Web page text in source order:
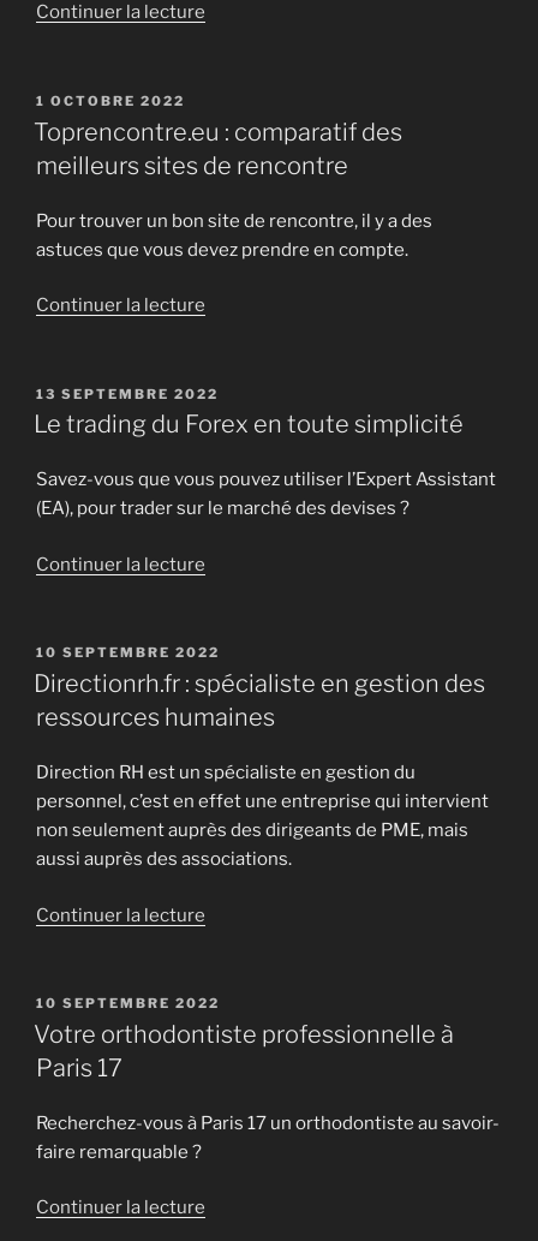
Continuer la lecture
panneaux
photovoltaïques »
PUBLIÉ
LE
1 OCTOBRE 2022
Toprencontre.eu : comparatif des
meilleurs sites de rencontre
Pour trouver un bon site de rencontre, il y a des
astuces que vous devez prendre en compte.
Continuer la lecture
comparatif
des
sites
de
PUBLIÉ
LE
13 SEPTEMBRE 2022
Le trading du Forex en toute simplicité
Savez-vous que vous pouvez utiliser l’Expert Assistant
(EA), pour trader sur le marché des devises ?
Continuer la lecture
du
Forex
en
simplicité »
PUBLIÉ
LE
10 SEPTEMBRE 2022
Directionrh.fr : spécialiste en gestion des
ressources humaines
Direction RH est un spécialiste en gestion du
personnel, c’est en effet une entreprise qui intervient
non seulement auprès des dirigeants de PME, mais
aussi auprès des associations.
Continuer la lecture
spécialiste
en
ressources
PUBLIÉ
LE
10 SEPTEMBRE 2022
Votre orthodontiste professionnelle à
Paris 17
Recherchez-vous à Paris 17 un orthodontiste au savoir-
faire remarquable ?
Continuer la lecture